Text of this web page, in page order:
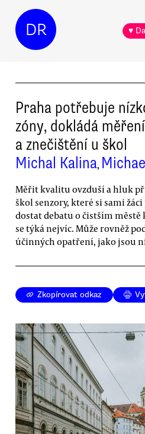
DR ♥
Praha potřebuje
zóny, dokládá
a znečištění u škol
Michal Kalina,
Měřit kvalitu ovzduší a hluk
škol senzory, které si sami
dostat debatu o čistším městě
se týká nejvíc. Může rovněž
účinných opatření, jako jsou
Zkopírovat odkaz